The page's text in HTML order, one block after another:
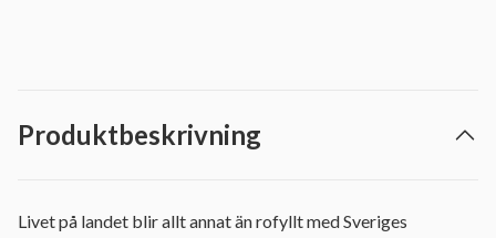
Produktbeskrivning
Livet på landet blir allt annat än rofyllt med Sveriges